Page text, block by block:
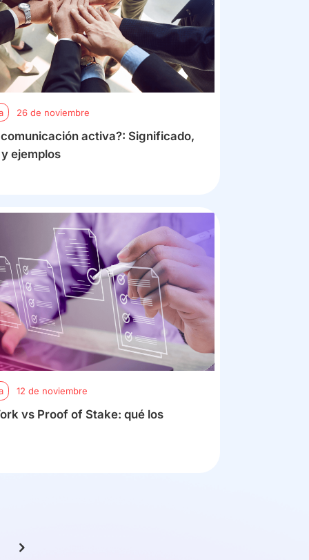
26 de noviembre
comunicación activa?: Significado,
ejemplos
12 de noviembre
vs Proof of Stake: qué los